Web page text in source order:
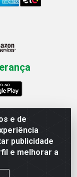
e de
publicidade
e melhorar a
Filho, 291 -
- CNPJ